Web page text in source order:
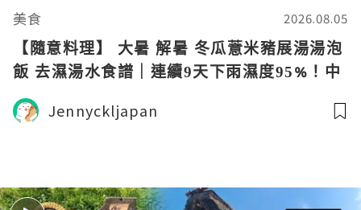
美食 2026.08.05
【隨意料理】 大暑 解暑 冬瓜薏米豬展湯湯泡
飯 去濕湯水食譜｜連續9天下雨濕度95%！中
醫推16款去濕湯濕重7症狀 颱風 雨天 雨 あ
め rain 天気
Jennyckljapan